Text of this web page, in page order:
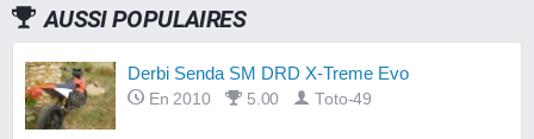
AUSSI POPULAIRES
Derbi Senda SM DRD X-Treme Evo
En 2010 5.00 Toto-49